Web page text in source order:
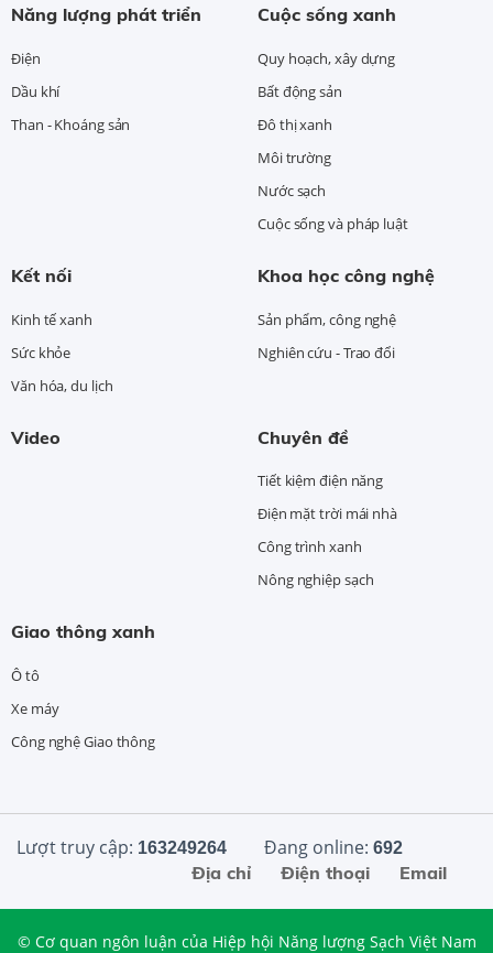
Năng lượng phát triển
Điện
Dầu khí
Than - Khoáng sản
Cuộc sống xanh
Quy hoạch, xây dựng
Bất động sản
Đô thị xanh
Môi trường
Nước sạch
Cuộc sống và pháp luật
Kết nối
Kinh tế xanh
Sức khỏe
Văn hóa, du lịch
Khoa học công nghệ
Sản phẩm, công nghệ
Nghiên cứu - Trao đổi
Video Chuyên đề
Tiết kiệm điện năng
Điện mặt trời mái nhà
Công trình xanh
Nông nghiệp sạch
Giao thông xanh
Ô tô
Xe máy
Công nghệ Giao thông
Lượt truy cập: 163249264 Đang online: 692
Email
Điện thoại
Địa chỉ
© Cơ quan ngôn luận của Hiệp hội Năng lượng Sạch Việt Nam